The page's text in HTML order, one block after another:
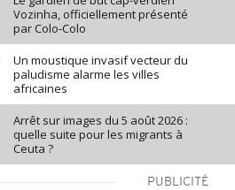
Vozinha, officiellement présenté
par Colo-Colo
Un moustique invasif vecteur du
paludisme alarme les villes
africaines
Arrêt sur images du 5 août 2026 :
quelle suite pour les migrants à
Ceuta ?
PUBLICITÉ